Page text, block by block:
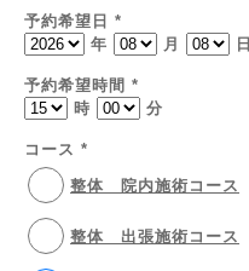
予約希望日 *
年
月 日
予約希望時間 *
時
分
コース *
整体 院内施術コース
整体 出張施術コース